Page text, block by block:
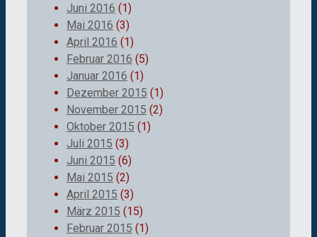
Juni 2016 (1)
Mai 2016 (3)
April 2016 (1)
Februar 2016 (5)
Januar 2016 (1)
Dezember 2015 (1)
November 2015 (2)
Oktober 2015 (1)
Juli 2015 (3)
Juni 2015 (6)
Mai 2015 (2)
April 2015 (3)
März 2015 (15)
Februar 2015 (1)